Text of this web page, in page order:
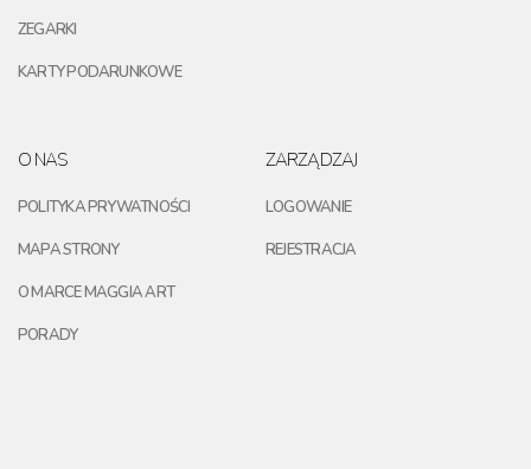
ZEGARKI
KARTY PODARUNKOWE
O NAS
POLITYKA PRYWATNOŚCI
MAPA STRONY
O MARCE MAGGIA ART
PORADY
ZARZĄDZAJ
LOGOWANIE
REJESTRACJA